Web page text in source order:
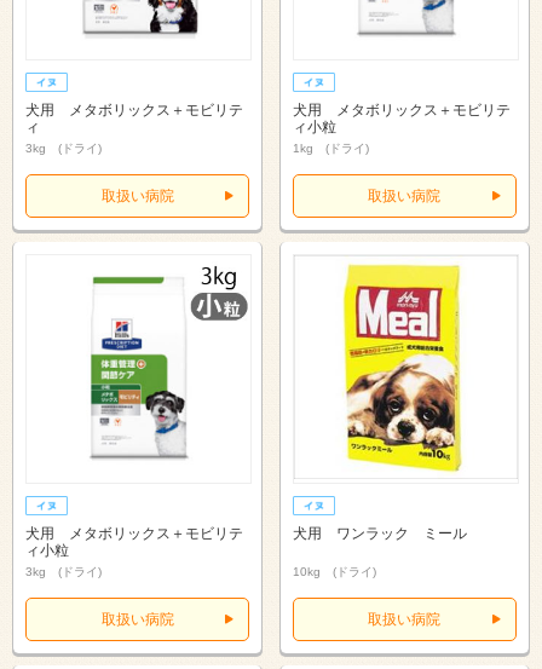
犬用 メタボリックス＋モビリテ
ィ
3kg (ドライ)
取扱い病院
犬用 メタボリックス＋モビリテ
ィ小粒
1kg (ドライ)
取扱い病院
犬用 メタボリックス＋モビリテ
ィ小粒
3kg (ドライ)
取扱い病院
犬用 ワンラック ミール
10kg (ドライ)
取扱い病院